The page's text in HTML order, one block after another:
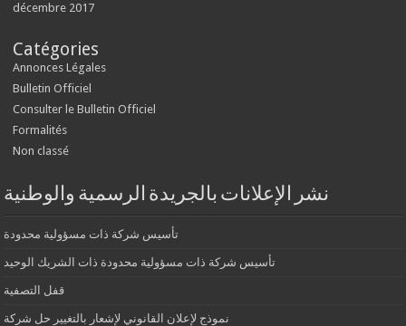
décembre 2017
Catégories
Annonces Légales
Bulletin Officiel
Consulter le Bulletin Officiel
Formalités
Non classé
نشر الإعلانات بالجريدة الرسمية والوطنية
تأسيس شركة ذات مسؤولية محدودة
تأسيس شركة ذات مسؤولية محدودة ذات الشريك الوحيد
قفل التصفية
نموذج لإعلان القانوني لإشعار بالتغيير حل شركة